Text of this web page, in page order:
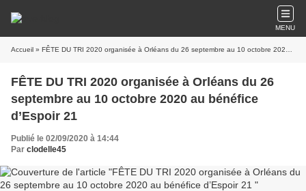
MENU
Accueil » FÊTE DU TRI 2020 organisée à Orléans du 26 septembre au 10 octobre 2020 au bénéfice d’Espoir 21
FÊTE DU TRI 2020 organisée à Orléans du 26
septembre au 10 octobre 2020 au bénéfice
d’Espoir 21
Publié le 02/09/2020 à 14:44
Par clodelle45